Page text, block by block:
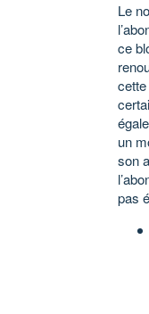
Le
ce
un
son
pas